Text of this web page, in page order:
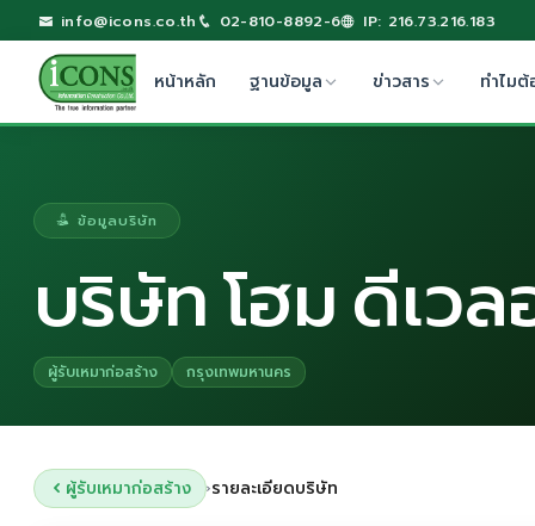
info@icons.co.th 02-810-8892-6 IP: 216.73.216.183
หน้าหลัก ฐานข้อมูล ข่าวสาร ทำไมต้
ข้อมูลบริษัท
บริษัท โฮม ดีเว
ผู้รับเหมาก่อสร้าง กรุงเทพมหานคร
ผู้รับเหมาก่อสร้าง ›รายละเอียดบริษัท